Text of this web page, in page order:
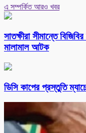
এ সম্পর্কিত আরও খবর
সাতক্ষীরা সীমান্তে
মালামাল আটক
ডিসি কাপের প্রস্তুতি